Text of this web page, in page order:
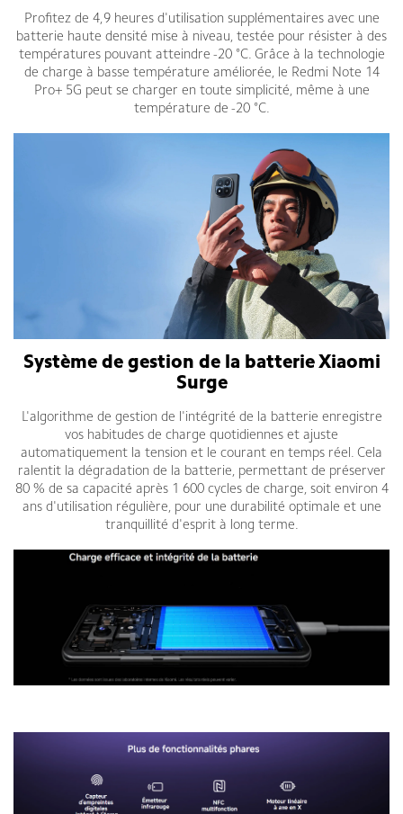
Profitez de 4,9 heures d'utilisation supplémentaires avec une
batterie haute densité mise à niveau, testée pour résister à des
températures pouvant atteindre -20 °C. Grâce à la technologie
de charge à basse température améliorée, le Redmi Note 14
Pro+ 5G peut se charger en toute simplicité, même à une
température de -20 °C.
Système de gestion de la batterie Xiaomi
Surge
L'algorithme de gestion de l'intégrité de la batterie enregistre
vos habitudes de charge quotidiennes et ajuste
automatiquement la tension et le courant en temps réel. Cela
ralentit la dégradation de la batterie, permettant de préserver
80 % de sa capacité après 1 600 cycles de charge, soit environ 4
ans d'utilisation régulière, pour une durabilité optimale et une
tranquillité d'esprit à long terme.